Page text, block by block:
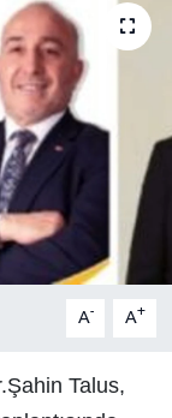
A- A+
Talus,